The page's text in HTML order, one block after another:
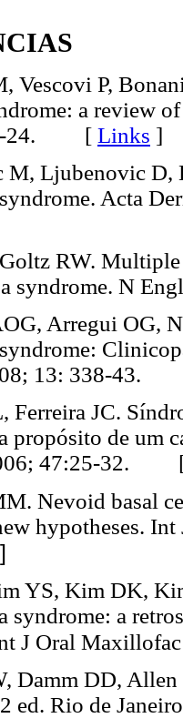
Vescovi P,
a review
24. [ Links ]
M, Ljubenovic D,
Acta
RW.
a syndrome. N
Arregui OG,
13: 338-
Ferreira JC.
propósito de um
47:25-32.
Nevoid basal
hypotheses.
]
YS, Kim DK,
syndrome: a
J Oral
Damm DD,
ed. Rio de